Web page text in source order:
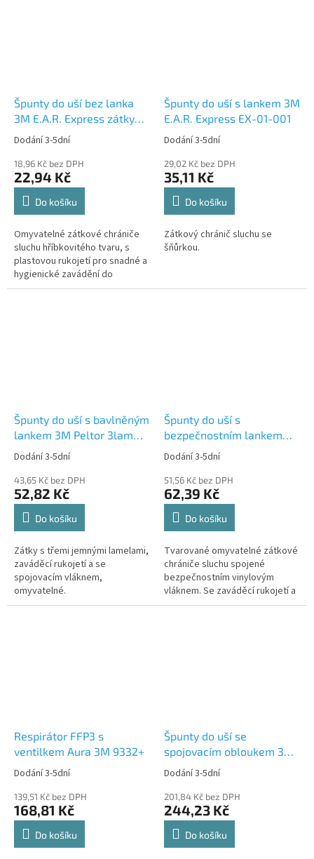
Špunty do uší bez lanka
3M E.A.R. Express zátky
EX-01-002
Dodání 3-5dní
18,96 Kč bez DPH
22,94 Kč
Do košíku
Omyvatelné zátkové chrániče
sluchu hříbkovitého tvaru, s
plastovou rukojetí pro snadné a
hygienické zavádění do
zvukovodu.
Špunty do uší s lankem 3M
E.A.R. Express EX-01-001
Dodání 3-5dní
29,02 Kč bez DPH
35,11 Kč
Do košíku
Zátkový chránič sluchu se
šňůrkou.
Špunty do uší s bavlněným
lankem 3M Peltor 3lam
PN-01-006
Dodání 3-5dní
43,65 Kč bez DPH
52,82 Kč
Do košíku
Zátky s třemi jemnými lamelami,
zaváděcí rukojetí a se
spojovacím vláknem,
omyvatelné.
Špunty do uší s
bezpečnostním lankem
3M E.A.R. Ultrafit UF-01-
Dodání 3-5dní
51,56 Kč bez DPH
62,39 Kč
Do košíku
Tvarované omyvatelné zátkové
chrániče sluchu spojené
bezpečnostním vinylovým
vláknem. Se zaváděcí rukojetí a
třemi velmi jemnými lamelami...
Respirátor FFP3 s
ventilkem Aura 3M 9332+
Dodání 3-5dní
139,51 Kč bez DPH
168,81 Kč
Do košíku
Špunty do uší se
spojovacím obloukem 3M
E.A.R. Caboflex CF-01-000
Dodání 3-5dní
201,84 Kč bez DPH
244,23 Kč
Do košíku